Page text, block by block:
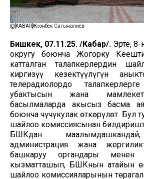
KABARЖээнбек Сагыналиев
Бишкек, 07.11.25. /Кабар/. Эртең,
округу боюнча Жогорку
катталган талапкерлердин
киргизүү кезектүүлүгүн
телерадиолордо
убактысын жана
басылмаларда акысыз басма
боюнча чүчүкулак өткөрүлөт. Бул
шайлоо комиссиясынан
БШКдан
администрация жана
башкаруу органдары
кызматташып, БШКнын атайын
шайлоо комиссияларынын